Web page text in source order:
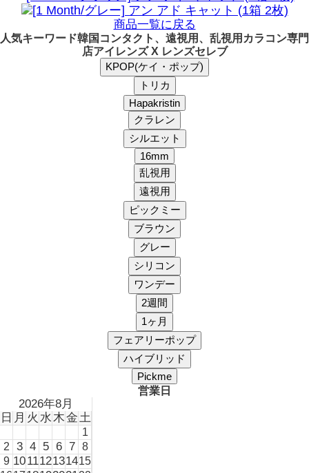
商品一覧に戻る
人気キーワード韓国コンタクト、遠視用、乱視用カラコン専門
店アイレンズ X レンズセレブ
営業日
2026年8月
日 月 火 水木金土
1
2
3 4 5 6 7
8
9 101112131415